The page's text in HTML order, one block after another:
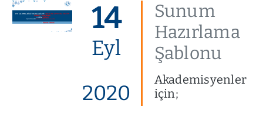
14
Eyl
2020
Sunum
Hazırlama
Şablonu
Akademisyenler
için;